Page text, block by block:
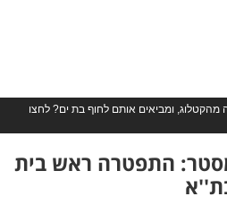
מהקטלוג, ומביאים אותם לחוף בת ים? לחצו
התפטרה ראש בית